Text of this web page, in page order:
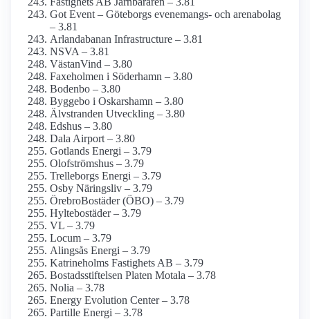
Got Event – Göteborgs evenemangs- och arenabolag
– 3.81
Arlanda­banan Infrastructure – 3.81
NSVA – 3.81
VästanVind – 3.80
Faxeholmen i Söderhamn – 3.80
Bodenbo – 3.80
Byggebo i Oskarshamn – 3.80
Älvstranden Utveckling – 3.80
Edshus – 3.80
Dala Airport – 3.80
Gotlands Energi – 3.79
Olofströmshus – 3.79
Trelleborgs Energi – 3.79
Osby Näringsliv – 3.79
ÖrebroBostäder (ÖBO) – 3.79
Hyltebostäder – 3.79
VL – 3.79
Locum – 3.79
Alingsås Energi – 3.79
Katrineholms Fastighets AB – 3.79
Bostadsstiftelsen Platen Motala – 3.78
Nolia – 3.78
Energy Evolution Center – 3.78
Partille Energi – 3.78